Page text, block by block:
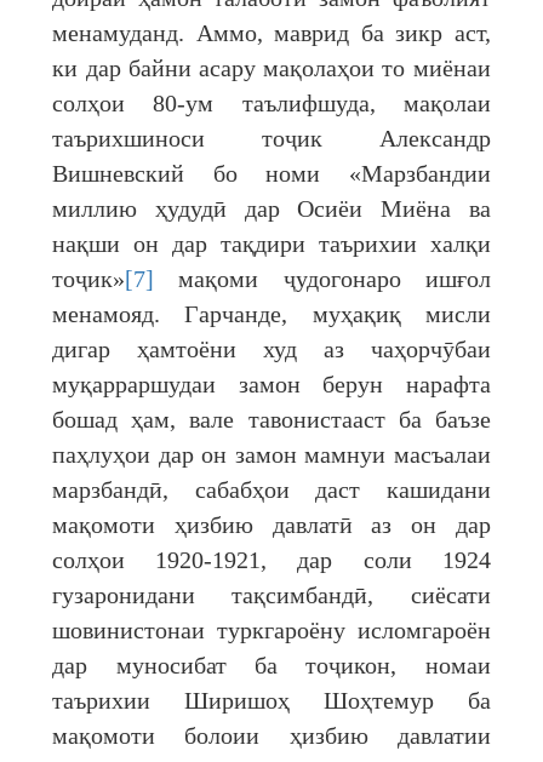
менамуданд. Аммо, маврид ба зикр аст,
ки дар байни асару мақолаҳои то миёнаи
солҳои 80-ум таълифшуда, мақолаи
таърихшиноси тоҷик Александр
Вишневский бо номи «Марзбандии
миллию ҳудудӣ дар Осиёи Миёна ва
нақши он дар тақдири таърихии халқи
тоҷик»[7] мақоми ҷудогонаро ишғол
менамояд. Гарчанде, муҳақиқ мисли
дигар ҳамтоёни худ аз чаҳорчӯбаи
муқарраршудаи замон берун нарафта
бошад ҳам, вале тавонистааст ба баъзе
паҳлуҳои дар он замон мамнуи масъалаи
марзбандӣ, сабабҳои даст кашидани
мақомоти ҳизбию давлатӣ аз он дар
солҳои 1920-1921, дар соли 1924
гузаронидани тақсимбандӣ, сиёсати
шовинистонаи туркгароёну исломгароён
дар муносибат ба тоҷикон, номаи
таърихии Ширишоҳ Шоҳтемур ба
мақомоти болоии ҳизбию давлатии